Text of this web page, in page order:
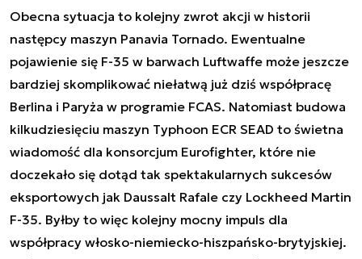
Obecna sytuacja to kolejny zwrot akcji w historii
następcy maszyn Panavia Tornado. Ewentualne
pojawienie się F-35 w barwach Luftwaffe może jeszcze
bardziej skomplikować niełatwą już dziś współpracę
Berlina i Paryża w programie FCAS. Natomiast budowa
kilkudziesięciu maszyn Typhoon ECR SEAD to świetna
wiadomość dla konsorcjum Eurofighter, które nie
doczekało się dotąd tak spektakularnych sukcesów
eksportowych jak Daussalt Rafale czy Lockheed Martin
F-35. Byłby to więc kolejny mocny impuls dla
współpracy włosko-niemiecko-hiszpańsko-brytyjskiej.